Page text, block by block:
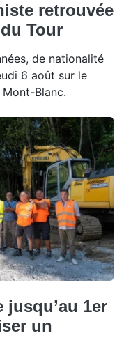
retrouvée
Tour
de nationalité
6 août sur le
Blanc.
jusqu’au 1er
un